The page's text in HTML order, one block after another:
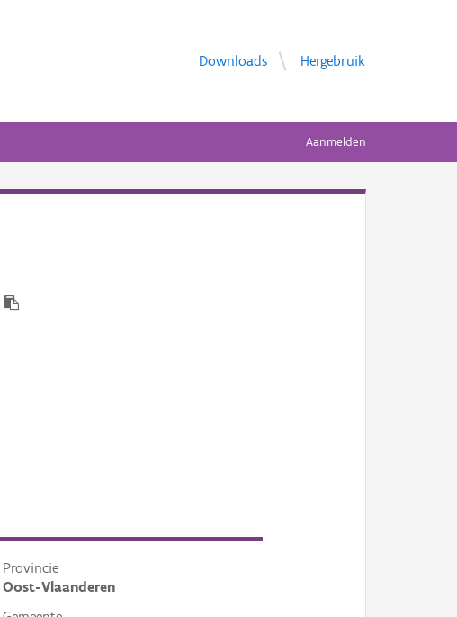
Downloads Hergebruik
Aanmelden
Provincie
Oost-Vlaanderen